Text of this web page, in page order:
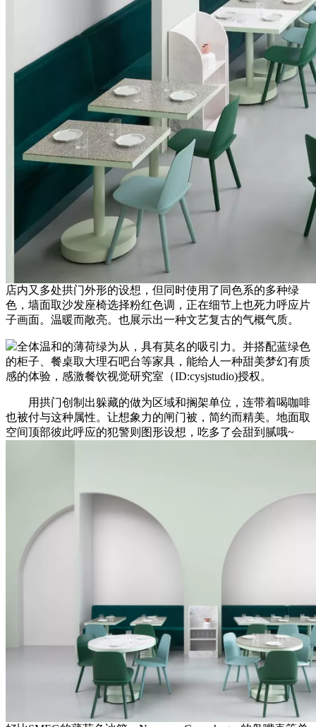
店内又多处拱门外形的设想，但同时使用了同色系的多种绿
色，墙面取沙发座椅选择粉红色调，正在细节上也死力呼应片
子画面。温暖而敞亮。也展示出一种文艺复古的气概气质。
全体温和的薄荷绿为从，具有莫名的吸引力。并搭配蓝绿色
的柜子、餐桌取大理石吧台等家具，能给人一种甜美梦幻有质
感的体验，感激餐饮视觉研究室（ID:cysjstudio)授权。
用拱门创制出躲藏的做为区域和搁架单位，连带着喝咖啡
也被付与这种属性。让想象力的闸门被，简约而精美。地面取
空间顶部彼此呼应的犯警则图形设想，吃多了会甜到腻哦~